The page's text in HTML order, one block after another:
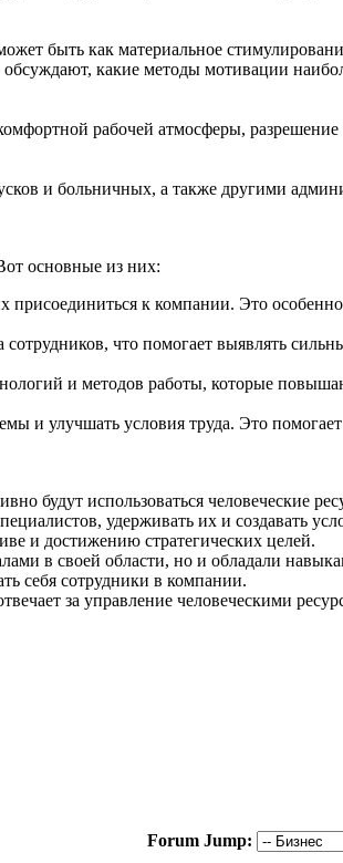
быть как материальное
какие методы мотивации
рабочей атмосферы,
и больничных, а также другими
основные из них:
к компании. Это
что помогает выявлять
и методов работы, которые
и улучшать условия труда. Это
будут использоваться человеческие
удерживать их и создавать
и достижению стратегических целей.
в своей области, но и обладали
себя сотрудники в компании.
за управление человеческими
Forum Jump: